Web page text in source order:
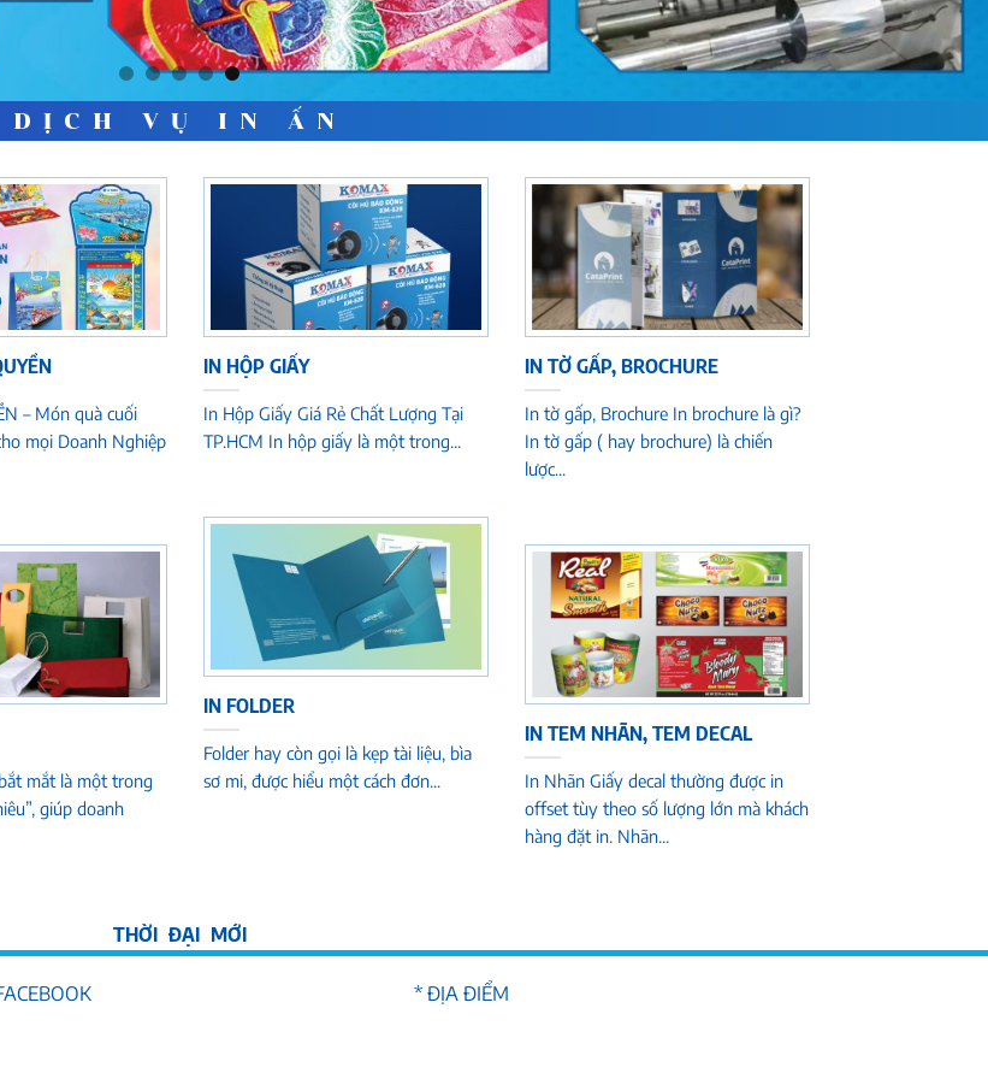
DỊCH VỤ IN ẤN
– Món quà cuối
mọi Doanh Nghiệp
IN HỘP GIẤY
In Hộp Giấy Giá Rẻ Chất Lượng Tại
TP.HCM In hộp giấy là một trong...
IN TỜ GẤP, BROCHURE
In tờ gấp, Brochure In brochure là gì?
In tờ gấp ( hay brochure) là chiến
lược...
IN FOLDER
Folder hay còn gọi là kẹp tài liệu, bìa
sơ mi, được hiểu một cách đơn...
mắt là một trong
giúp doanh
IN TEM NHÃN, TEM DECAL
In Nhãn Giấy decal thường được in
offset tùy theo số lượng lớn mà khách
hàng đặt in. Nhãn...
* ĐỊA ĐIỂM